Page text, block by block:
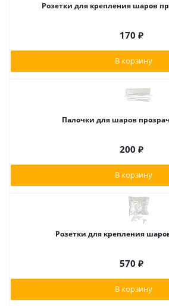
Розетки для крепления шаров
170 ₽
В корзину
Палочки для шаров
200 ₽
В корзину
Розетки для крепления
570 ₽
В корзину